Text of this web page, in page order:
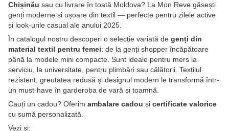
Chișinău sau cu livrare în toată Moldova? La Mon Reve găsești
genți moderne și ușoare din textil — perfecte pentru zilele active
și look-urile casual ale anului 2025.
În catalogul nostru descoperi o selecție variată de genți din
material textil pentru femei: de la genți shopper încăpătoare
până la modele mini compacte. Sunt ideale pentru mers la
serviciu, la universitate, pentru plimbări sau călătorii. Textilul
rezistent, greutatea redusă și designul modern le transformă într-
un must-have în garderoba de vară și toamnă.
Cauți un cadou? Oferim ambalare cadou și certificate valorice
cu sumă personalizată.
Vezi și: